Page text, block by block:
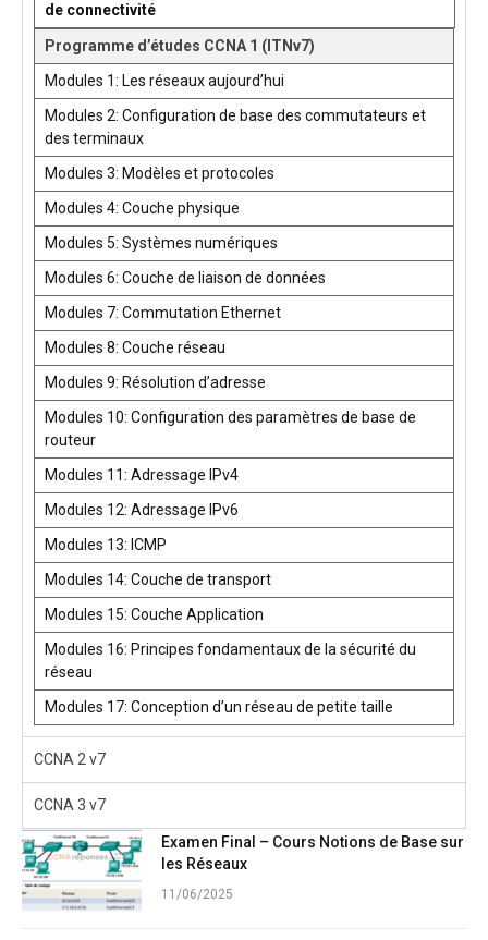
de connectivité
Programme d’études CCNA 1 (ITNv7)
Modules 1: Les réseaux aujourd’hui
Modules 2: Configuration de base des commutateurs et
des terminaux
Modules 3: Modèles et protocoles
Modules 4: Couche physique
Modules 5: Systèmes numériques
Modules 6: Couche de liaison de données
Modules 7: Commutation Ethernet
Modules 8: Couche réseau
Modules 9: Résolution d’adresse
Modules 10: Configuration des paramètres de base de
routeur
Modules 11: Adressage IPv4
Modules 12: Adressage IPv6
Modules 13: ICMP
Modules 14: Couche de transport
Modules 15: Couche Application
Modules 16: Principes fondamentaux de la sécurité du
réseau
Modules 17: Conception d’un réseau de petite taille
CCNA 2 v7
CCNA 3 v7
Examen Final – Cours Notions de Base sur
les Réseaux
11/06/2025